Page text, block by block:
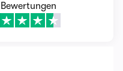
Bewertungen